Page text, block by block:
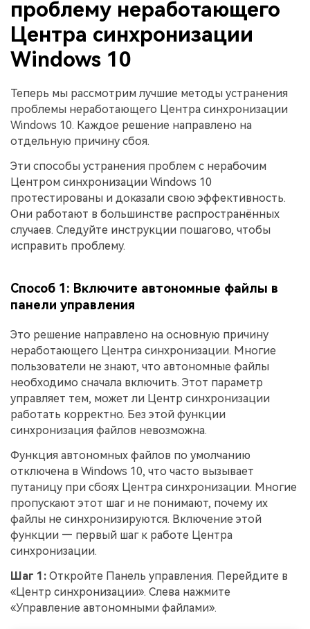
проблему неработающего
Центра синхронизации
Windows 10
Теперь мы рассмотрим лучшие методы устранения
проблемы неработающего Центра синхронизации
Windows 10. Каждое решение направлено на
отдельную причину сбоя.
Эти способы устранения проблем с нерабочим
Центром синхронизации Windows 10
протестированы и доказали свою эффективность.
Они работают в большинстве распространённых
случаев. Следуйте инструкции пошагово, чтобы
исправить проблему.
Способ 1: Включите автономные файлы в
панели управления
Это решение направлено на основную причину
неработающего Центра синхронизации. Многие
пользователи не знают, что автономные файлы
необходимо сначала включить. Этот параметр
управляет тем, может ли Центр синхронизации
работать корректно. Без этой функции
синхронизация файлов невозможна.
Функция автономных файлов по умолчанию
отключена в Windows 10, что часто вызывает
путаницу при сбоях Центра синхронизации. Многие
пропускают этот шаг и не понимают, почему их
файлы не синхронизируются. Включение этой
функции — первый шаг к работе Центра
синхронизации.
Шаг 1: Откройте Панель управления. Перейдите в
«Центр синхронизации». Слева нажмите
«Управление автономными файлами».